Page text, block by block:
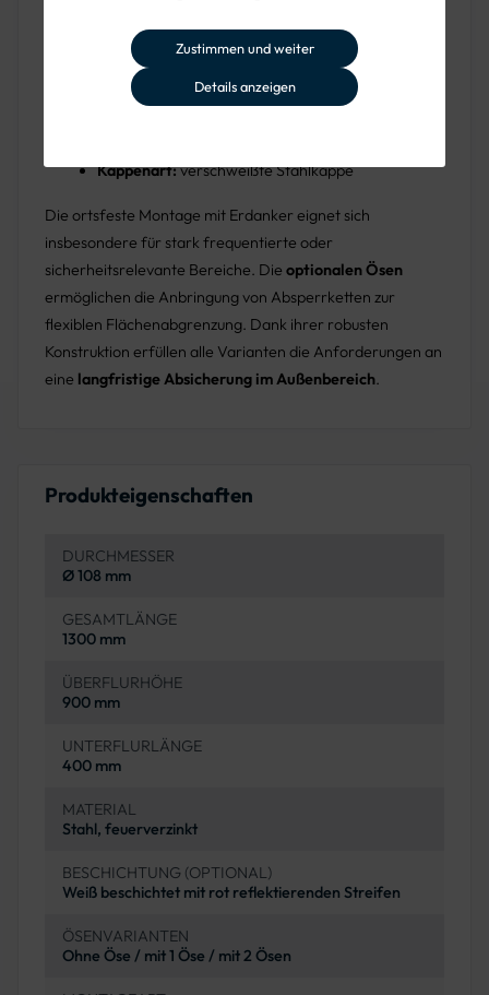
Zustimmen und weiter
Details anzeigen
Varianten:ohne Öse / mit 1 Öse / mit 2 Ösen;
Oberfläche verzinkt oder beschichtet
Ausführung:
ortsfest, zum Einbetonieren mit
Kappenart:verschweißte Stahlkappe
Die ortsfeste Montage mit Erdanker eignet sich
insbesondere für stark frequentierte oder
sicherheitsrelevante Bereiche. Die optionalen Ösen
ermöglichen die Anbringung von Absperrketten zur
flexiblen Flächenabgrenzung. Dank ihrer robusten
Konstruktion erfüllen alle Varianten die Anforderungen an
eine langfristige Absicherung im Außenbereich.
Produkteigenschaften
DURCHMESSER
Ø 108 mm
GESAMTLÄNGE
1300 mm
ÜBERFLURHÖHE
900 mm
UNTERFLURLÄNGE
400 mm
MATERIAL
Stahl, feuerverzinkt
BESCHICHTUNG (OPTIONAL)
Weiß beschichtet mit rot reflektierenden Streifen
ÖSENVARIANTEN
Ohne Öse / mit 1 Öse / mit 2 Ösen